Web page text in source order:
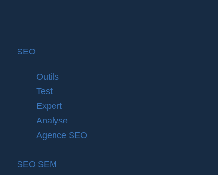
SEO
Outils
Test
Expert
Analyse
Agence SEO
SEO SEM